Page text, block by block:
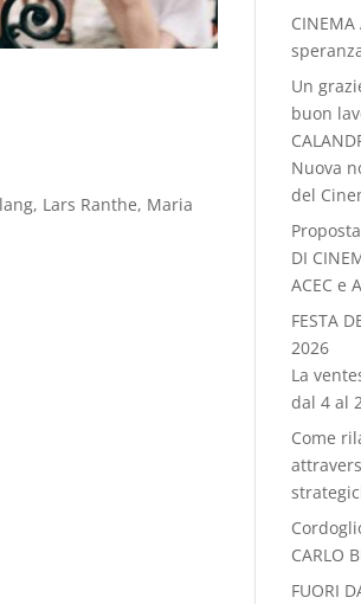
Lars Ranthe, Maria
Un
buon
Nuova
del
DI
ACEC e
FESTA
2026
La
dal 4 al
Come
CARLO
FUORI